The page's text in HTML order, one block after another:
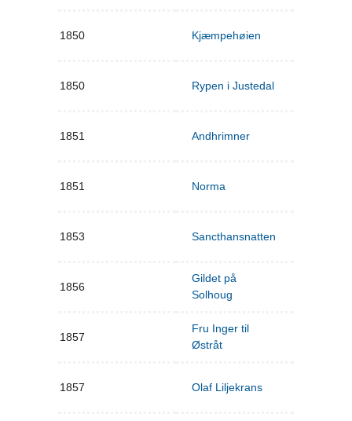
1850 Kjæmpehøien
1850 Rypen i Justedal
1851 Andhrimner
1851 Norma
1853 Sancthansnatten
1856
Gildet på
Solhoug
1857
Fru Inger til
Østråt
1857 Olaf Liljekrans